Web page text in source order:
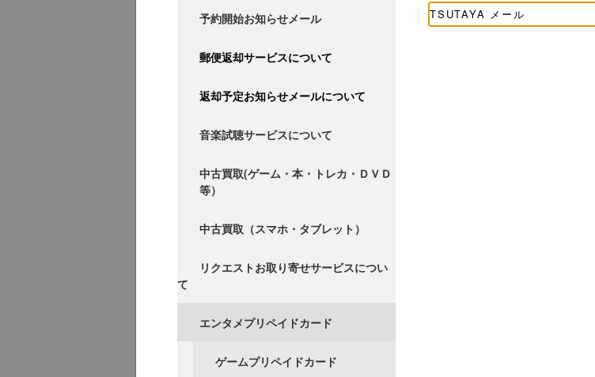
予約開始お知らせメール
郵便返却サービスについて
返却予定お知らせメールについて
音楽試聴サービスについて
中古買取(ゲーム・本・トレカ・ＤＶＤ
等）
中古買取（スマホ・タブレット）
リクエストお取り寄せサービスについ
て
エンタメプリペイドカード
ゲームプリペイドカード